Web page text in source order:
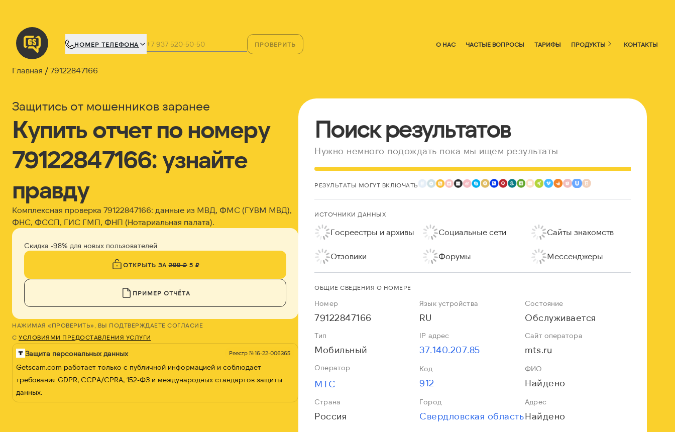
НОМЕР ТЕЛЕФОНА ПРОВЕРИТЬ О НАС ЧАСТЫЕ ВОПРОСЫ ТАРИФЫ ПРОДУКТЫ КОНТАКТЫ
Главная 79122847166
Защитись от мошенников заранее
Купить отчет по номеру
79122847166: узнайте
правду
Комплексная проверка 79122847166: данные из МВД, ФМС (ГУВМ МВД),
ФНС, ФССП, ГИС ГМП, ФНП (Нотариальная палата).
Скидка -98% для новых пользователей
ОТКРЫТЬ ЗА299 ₽5 ₽
ПРИМЕР ОТЧЁТА
НАЖИМАЯ «ПРОВЕРИТЬ», ВЫ ПОДТВЕРЖДАЕТЕ СОГЛАСИЕ
С УСЛОВИЯМИ ПРЕДОСТАВЛЕНИЯ УСЛУГИ
Защита персональных данных Реестр №16-22-006365
Getscam.com работает только с публичной информацией и соблюдает
требования GDPR, CCPA/CPRA, 152-ФЗ и международных стандартов защиты
данных.
Поиск результатов
Нужно немного подождать пока мы ищем результаты
РЕЗУЛЬТАТЫ МОГУТ ВКЛЮЧАТЬ
ИСТОЧНИКИ ДАННЫХ
Госреестры и архивы Социальные сети Сайты знакомств
Отзовики Форумы Мессенджеры
ОБЩИЕ СВЕДЕНИЯ О НОМЕРЕ
Номер
79122847166
Язык устройства
RU
Состояние
Обслуживается
Тип
Мобильный
IP адрес
37.140.207.85
Сайт оператора
mts.ru
Оператор
МТС
Код
912
ФИО
Найдено
Страна
Россия
Город
Свердловская область
Адрес
Найдено